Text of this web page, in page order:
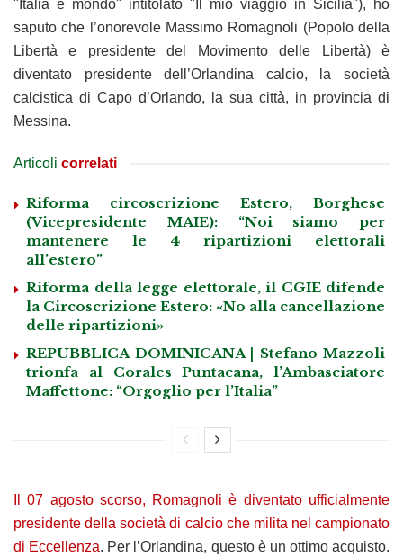
"Italia e mondo" intitolato "Il mio viaggio in Sicilia"), ho
saputo che l’onorevole Massimo Romagnoli (Popolo della
Libertà e presidente del Movimento delle Libertà) è
diventato presidente dell’Orlandina calcio, la società
calcistica di Capo d’Orlando, la sua città, in provincia di
Messina.
Articoli correlati
Riforma circoscrizione Estero, Borghese
(Vicepresidente MAIE): “Noi siamo per
mantenere le 4 ripartizioni elettorali
all’estero”
Riforma della legge elettorale, il CGIE difende
la Circoscrizione Estero: «No alla cancellazione
delle ripartizioni»
REPUBBLICA DOMINICANA | Stefano Mazzoli
trionfa al Corales Puntacana, l’Ambasciatore
Maffettone: “Orgoglio per l’Italia”
Il 07 agosto scorso, Romagnoli è diventato ufficialmente
presidente della società di calcio che milita nel campionato
di Eccellenza. Per l’Orlandina, questo è un ottimo acquisto.